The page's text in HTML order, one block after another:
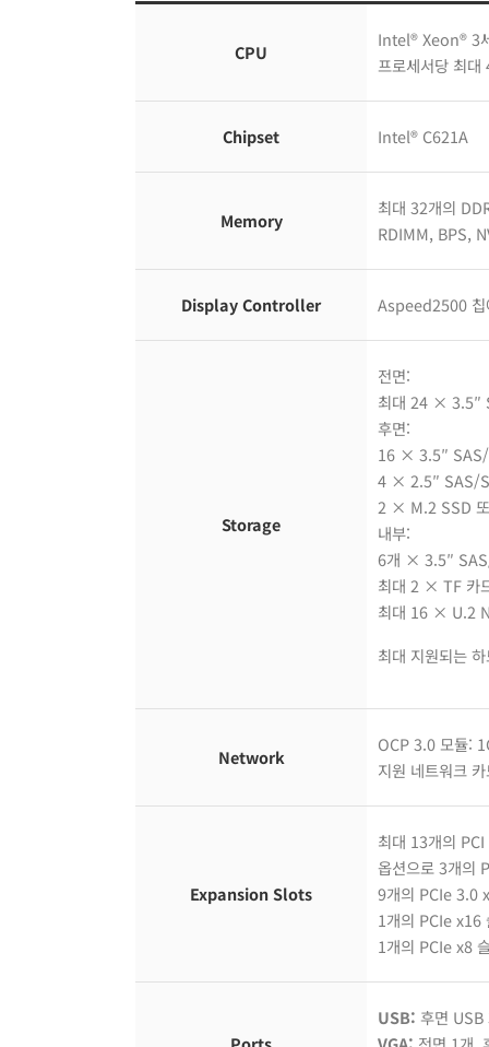
CPU
Intel® Xeon® 3
프로세서당 최
Chipset Intel® C621A
Memory
최대 32개의
RDIMM, BPS,
Display Controller Aspeed2500 칩
Storage
전면:
최대 24 × 3.5″
후면:
16 × 3.5″ SAS/
4 × 2.5″ SAS/
2 × M.2 SSD 또
내부:
6개 × 3.5″
최대 2 × TF 카
최대 16 × U.2
최대 지원되는
Network
OCP 3.0 모듈:
지원 네트워크
Expansion Slots
최대 13개의
옵션으로 3개의
9개의 PCIe 3.0
1개의 PCIe x16
1개의 PCIe x8
USB: 후면